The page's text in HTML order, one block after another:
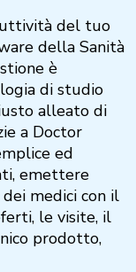
del tuo
della Sanità
è
di studio
alleato di
a Doctor
ed
emettere
medici con il
le visite, il
prodotto,